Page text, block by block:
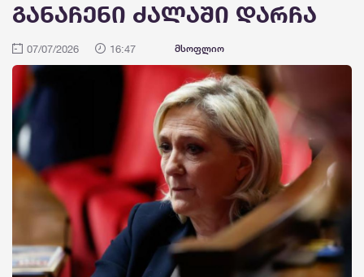
განაჩენი ძალაში დარჩა
07/07/2026 16:47 მსოფლიო